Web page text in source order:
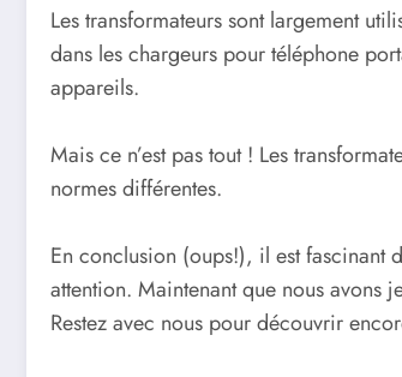
Les transformateurs sont largement
dans les chargeurs pour téléphone
appareils.
Mais ce n’est pas tout ! Les
normes différentes.
En conclusion (oups!), il est fascinant
attention. Maintenant que nous avons
Restez avec nous pour découvrir